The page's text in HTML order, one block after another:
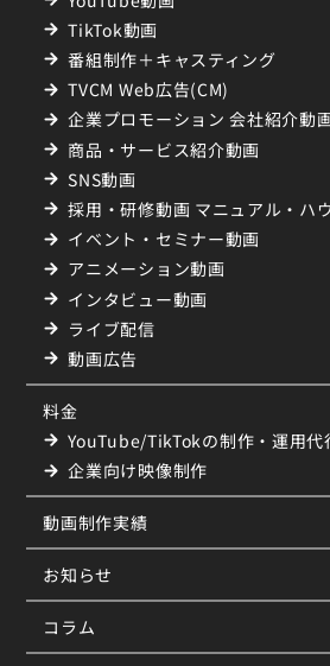
TikTok動画
番組制作＋キャスティング
TVCM Web広告(CM)
企業プロモーション 会社紹介動
商品・サービス紹介動画
SNS動画
採用・研修動画 マニュアル・ハ
イベント・セミナー動画
アニメーション動画
インタビュー動画
ライブ配信
動画広告
料金
YouTube/TikTokの制作・運用代
企業向け映像制作
動画制作実績
お知らせ
コラム